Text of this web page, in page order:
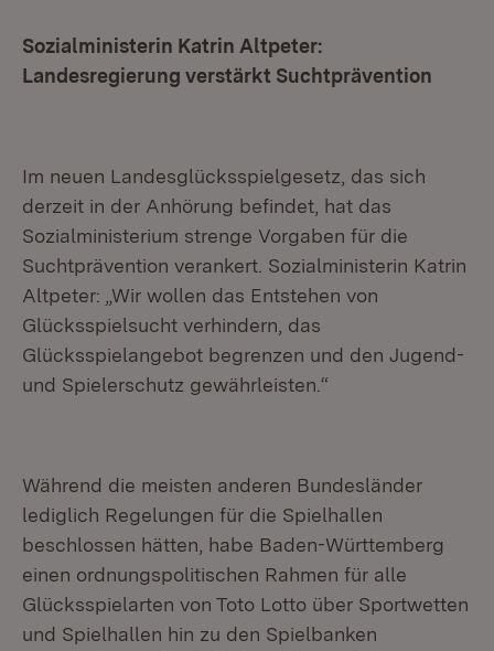
Sozialministerin Katrin Altpeter:
Landesregierung verstärkt Suchtprävention
Im neuen Landesglücksspielgesetz, das sich
derzeit in der Anhörung befindet, hat das
Sozialministerium strenge Vorgaben für die
Suchtprävention verankert. Sozialministerin Katrin
Altpeter: „Wir wollen das Entstehen von
Glücksspielsucht verhindern, das
Glücksspielangebot begrenzen und den Jugend-
und Spielerschutz gewährleisten.“
Während die meisten anderen Bundesländer
lediglich Regelungen für die Spielhallen
beschlossen hätten, habe Baden-Württemberg
einen ordnungspolitischen Rahmen für alle
Glücksspielarten von Toto Lotto über Sportwetten
und Spielhallen hin zu den Spielbanken